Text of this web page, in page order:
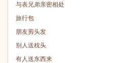
与表兄弟亲密相处
旅行包
朋友剪头发
别人送枕头
有人送东西来